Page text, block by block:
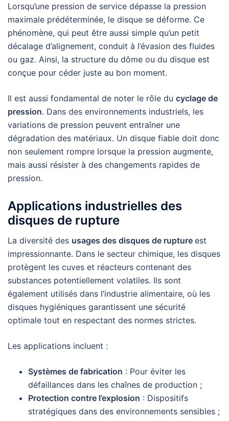
Lorsqu’une pression de service dépasse la pression
maximale prédéterminée, le disque se déforme. Ce
phénomène, qui peut être aussi simple qu’un petit
décalage d’alignement, conduit à l’évasion des fluides
ou gaz. Ainsi, la structure du dôme ou du disque est
conçue pour céder juste au bon moment.
Il est aussi fondamental de noter le rôle du cyclage de
pression. Dans des environnements industriels, les
variations de pression peuvent entraîner une
dégradation des matériaux. Un disque fiable doit donc
non seulement rompre lorsque la pression augmente,
mais aussi résister à des changements rapides de
pression.
Applications industrielles des
disques de rupture
La diversité des usages des disques de rupture est
impressionnante. Dans le secteur chimique, les disques
protègent les cuves et réacteurs contenant des
substances potentiellement volatiles. Ils sont
également utilisés dans l’industrie alimentaire, où les
disques hygiéniques garantissent une sécurité
optimale tout en respectant des normes strictes.
Les applications incluent :
Systèmes de fabrication : Pour éviter les
défaillances dans les chaînes de production ;
Protection contre l’explosion : Dispositifs
stratégiques dans des environnements sensibles ;